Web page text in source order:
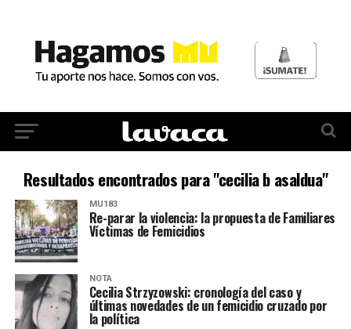
Resultados encontrados para "cecilia b asaldua"
MU183
Re-parar la violencia: la propuesta de Familiares
Víctimas de Femicidios
NOTA
Cecilia Strzyzowski: cronología del caso y
últimas novedades de un femicidio cruzado por
la política